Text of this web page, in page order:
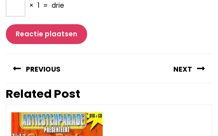
× 1 = drie
PREVIOUS
Vorig
NEXT
Related Post